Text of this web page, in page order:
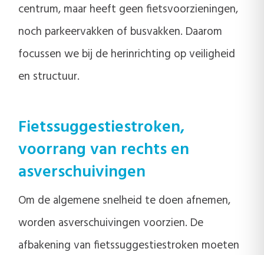
centrum, maar heeft geen fietsvoorzieningen,
noch parkeervakken of busvakken. Daarom
focussen we bij de herinrichting op veiligheid
en structuur.
Fietssuggestiestroken,
voorrang van rechts en
asverschuivingen
Om de algemene snelheid te doen afnemen,
worden asverschuivingen voorzien. De
afbakening van fietssuggestiestroken moeten